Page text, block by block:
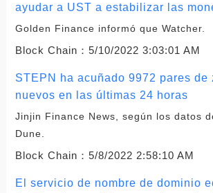
ayudar a UST a estabilizar las
Golden Finance informó que Watcher.
Block Chain： 5/10/2022 3:03:01 AM
STEPN ha acuñado 9972 pares de
nuevos en las últimas 24 horas
Jinjin Finance News, según los datos
Dune.
Block Chain： 5/8/2022 2:58:10 AM
El servicio de nombre de dominio